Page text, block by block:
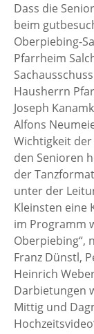
Dass die
beim
Oberpiebing-
Pfarrheim
Hausherrn
Joseph
Alfons
Wichtigkeit
den Senioren
der
unter der
Kleinsten eine
im Programm
Oberpiebing“,
Franz Dünstl,
Heinrich
Darbietungen
Mittig und